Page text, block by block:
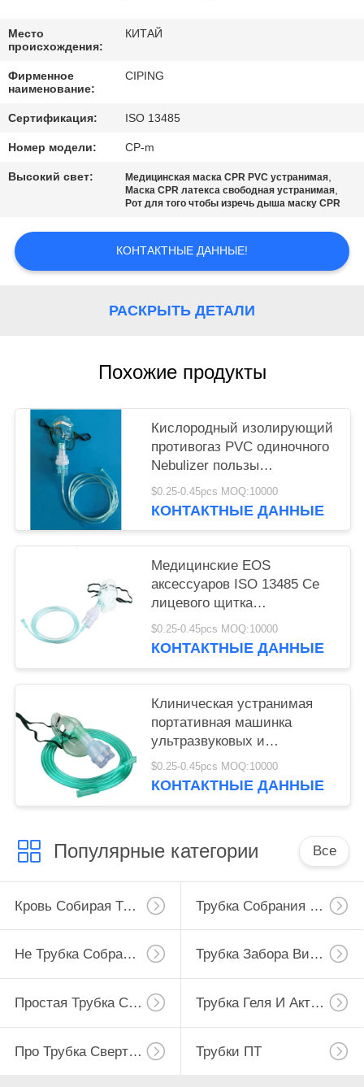
Место
происхождения:
КИТАЙ
Фирменное
наименование:
CIPING
Сертификация: ISO 13485
Номер модели: CP-m
Высокий свет: Медицинская маска CPR PVC устранимая,
Маска CPR латекса свободная устранимая,
Рот для того чтобы изречь дыша маску CPR
КОНТАКТНЫЕ ДАННЫЕ!
РАСКРЫТЬ ДЕТАЛИ
Похожие продукты
Кислородный изолирующий
противогаз PVC одиночного
Nebulizer пользы
медицинского прозрачный с
трубопроводом
$0.25-0.45pcs MOQ:10000
КОНТАКТНЫЕ ДАННЫЕ
Медицинские EOS
аксессуаров ISO 13485 Ce
лицевого щитка
гермошлема Nebulizer
медицинский
$0.25-0.45pcs MOQ:10000
КОНТАКТНЫЕ ДАННЫЕ
Клиническая устранимая
портативная машинка
ультразвуковых и
трубопровода младенца
Nebulizer маски
$0.25-0.45pcs MOQ:10000
КОНТАКТНЫЕ ДАННЫЕ
Популярные категории Все
Кровь Собирая Трубку Трубка Собрания Крови Вакуума
Не Трубка Собрания Крови Вакуума Трубка Забора Вируса
Простая Трубка Собрания Крови Трубка Геля И Активатора Сгустка Крови
Про Трубка Свертывания Трубки ПТ